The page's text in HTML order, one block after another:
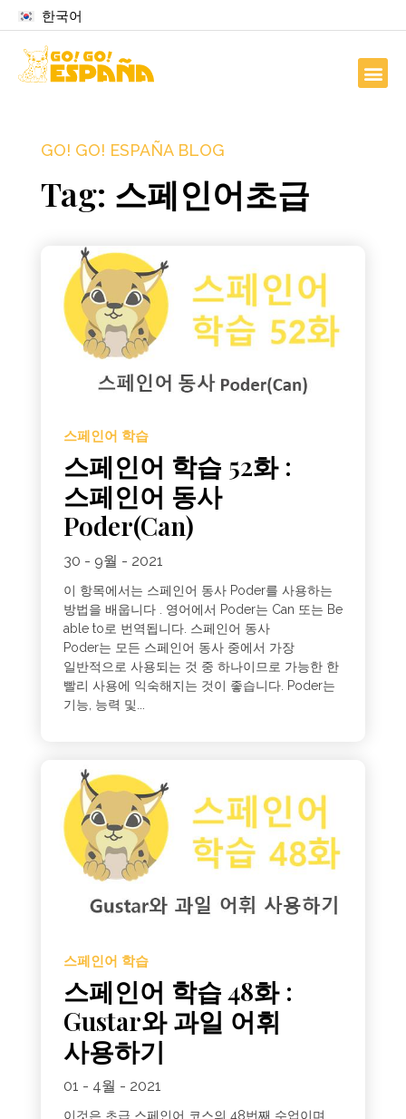
한국어
GO! GO! ESPAÑA BLOG
Tag: 스페인어초급
스페인어 학습
스페인어 학습 52화 :
스페인어 동사
Poder(Can)
30 - 9월 - 2021
이 항목에서는 스페인어 동사 Poder를 사용하는
방법을 배웁니다 . 영어에서 Poder는 Can 또는 Be
able to로 번역됩니다. 스페인어 동사
Poder는 모든 스페인어 동사 중에서 가장
일반적으로 사용되는 것 중 하나이므로 가능한 한
빨리 사용에 익숙해지는 것이 좋습니다. Poder는
기능, 능력 및...
스페인어 학습
스페인어 학습 48화 :
Gustar와 과일 어휘
사용하기
01 - 4월 - 2021
이것은 초급 스페인어 코스의 48번째 수업이며